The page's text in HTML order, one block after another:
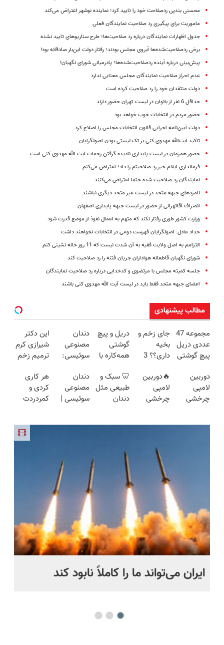
محسنی بندپی ردصلاحت خود را تایید کرد؛ نماینده نوشهر اعتراض می‌کند
ماموریت برای پیگیری رد صلاحیت نمایندگان فعلی
جدول اظهارات نمایندگان درباره رد صلاحیت‌ها؛ طرح سناریوهای تایید نشده
برخی ردصلاحیت‌شده‌ها آبروی مجلس بودند؛ رفتار دولت این‌بار صادقانه بود!
پیش‌بینی درباره آینده ردصلاحیت‌شده‌ها؛ پادرمیانی شورای نگهبان!
عدم احراز صلاحیت نمایندگان مجلس معنایی ندارد
دولت منتقدان خود را رد صلاحیت کرده است
حداقل 6 نفر از بانوان در لیست تهران حضور دارند
حضور مردم در انتخابات خوب خواهد بود
دولت آیین‌نامه اجرایی قانون انتخابات مجلس را اصلاح کرد
تاکید آیت‌الله مهدوی کنی بر تک لیستی بودن اصولگرایان
حضور همزمان در لیست پایداری نادیده گرفتن زحمات آیت الله مهدوی کنی است
فرمانداری ایلام خبر رد صلاحیتم را داد؛ اعتراض می‌کنم
نمایندگان رد صلاحیت شده حتما اعتراض می‌کنند
نامزدهای جبهه متحد در لیست غیر متحد دیگری نباشند
انصراف آقاتهرانی از حضور در لیست جبهه پایداری اصفهان
وزارت کشور طوری رفتار نکند که متهم به اعمال نفوذ از موضع قدرت شود
حداد عادل: اصولگرایان فهرست دومی در انتخابات نخواهند داشت
التزامم به اصل ولایت فقیه به آن شدت نیست که 11 روز خانه نشینی کنم
شورای نگهبان قاطعانه هواداران جریان فتنه را رد صلاحیت کند
جلسه کمیته مجلس با مرتضوی و کدخدایی درباره رد صلاحیت نمایندگان
اعضای جبهه متحد فقط باید در لیست آیت الله مهدوی کنی باشند
مطالب پیشنهادی
مجموعه 47
عددی دریل
پیچ گوشتی
(تخفیف به
مدت
محدود)
جای زخم و
بخیه
داری؟؟ 3
محوش کن!
دریل و پیچ
گوشتی
همه‌کاره با
هوشمند ⚙️
(نصف
قیمت بازار
دندان
مصنوعی
سوئیسی:
فناوری
اروپا، سبک
و مقاوم |
قسطی
این دکتر
شیرازی کرم
ترمیم زخم
ساخت!!!
دوربین
لامپی
چرخشی
🔥دوربین
لامپی
چرخشی
تعویض
🦷 سبک و
طبیعی مثل
دندان
📍 تهران
دندان
مصنوعی
سوئیسی |
اقساطی😍
هر کاری
کردی و
کمردردت
پرسشنامه و
دریافت راه
ایران می‌تواند ما را کاملاً نابود کند